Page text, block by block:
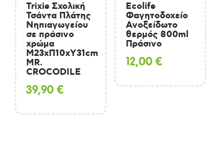
Trixie Σχολική
Τσάντα Πλάτης
Νηπιαγωγείου
σε πράσινο
χρώμα
Μ23xΠ10xΥ31cm
MR.
CROCODILE
39,90€
Ecolife
Φαγητοδοχείο
Ανοξείδωτο
θερμός 800ml
Πράσινο
12,00€